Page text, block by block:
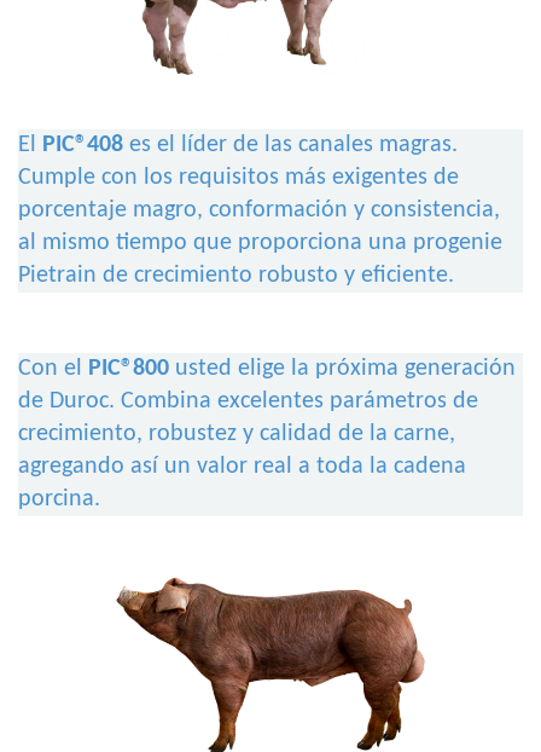
El PIC®408 es el líder de las canales magras.
Cumple con los requisitos más exigentes de
porcentaje magro, conformación y consistencia,
al mismo tiempo que proporciona una progenie
Pietrain de crecimiento robusto y eficiente.
Con el PIC®800 usted elige la próxima generación
de Duroc. Combina excelentes parámetros de
crecimiento, robustez y calidad de la carne,
agregando así un valor real a toda la cadena
porcina.